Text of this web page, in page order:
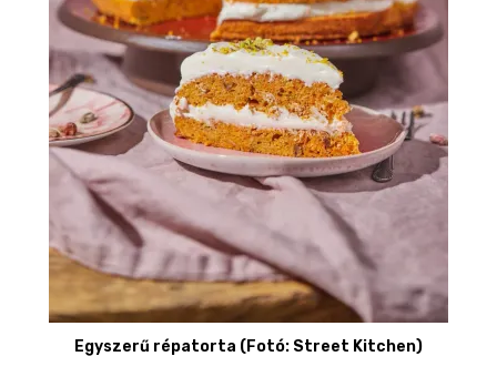
Egyszerű répatorta (Fotó: Street Kitchen)